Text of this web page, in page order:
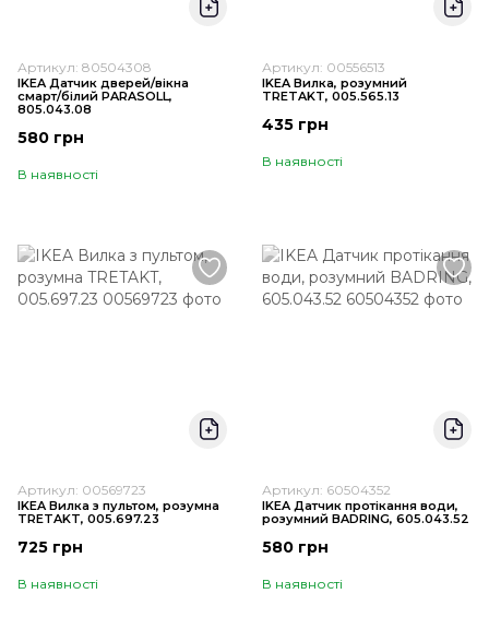
Артикул: 80504308
IKEA Датчик дверей/вікна
смарт/білий PARASOLL,
805.043.08
580 грн
В наявності
Артикул: 00556513
IKEA Вилка, розумний
TRETAKT, 005.565.13
435 грн
В наявності
Артикул: 00569723
IKEA Вилка з пультом, розумна
TRETAKT, 005.697.23
725 грн
В наявності
Артикул: 60504352
IKEA Датчик протікання води,
розумний BADRING, 605.043.52
580 грн
В наявності